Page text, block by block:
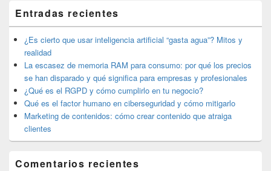
de
widget
barra
lateral
primaria
Entradas recientes
¿Es cierto que usar inteligencia artificial “gasta agua”? Mitos y
realidad
La escasez de memoria RAM para consumo: por qué los precios
se han disparado y qué significa para empresas y profesionales
¿Qué es el RGPD y cómo cumplirlo en tu negocio?
Qué es el factor humano en ciberseguridad y cómo mitigarlo
Marketing de contenidos: cómo crear contenido que atraiga
clientes
Comentarios recientes